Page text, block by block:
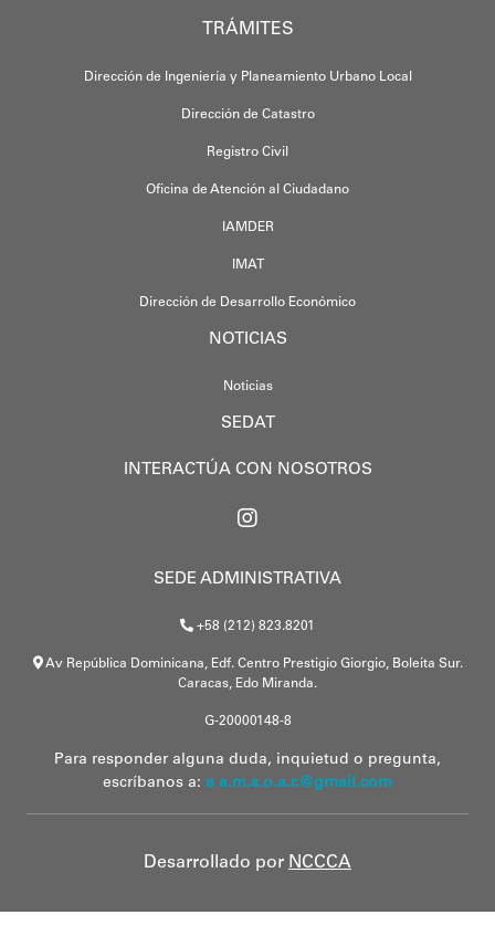
TRÁMITES
Dirección de Ingeniería y Planeamiento Urbano Local
Dirección de Catastro
Registro Civil
Oficina de Atención al Ciudadano
IAMDER
IMAT
Dirección de Desarrollo Económico
NOTICIAS
Noticias
SEDAT
INTERACTÚA CON NOSOTROS
SEDE ADMINISTRATIVA
+58 (212) 823.8201
Av República Dominicana, Edf. Centro Prestigio Giorgio, Boleita Sur.
Caracas, Edo Miranda.
G-20000148-8
Para responder alguna duda, inquietud o pregunta,
escríbanos a: a a.m.s.o.a.c@gmail.com
Desarrollado por NCCCA